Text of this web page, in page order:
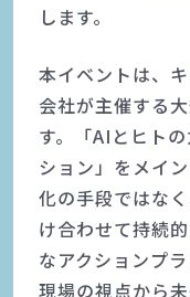
します。
本イベントは、
会社が主催する
す。「AIとヒト
ション」をメイ
化の手段ではな
け合わせて持続
なアクションプ
現場の視点から